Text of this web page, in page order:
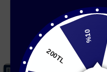
200TL